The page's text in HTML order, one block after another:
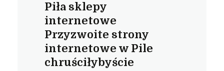
Piła sklepy
internetowe
Przyzwoite strony
internetowe w Pile
chruściłybyście